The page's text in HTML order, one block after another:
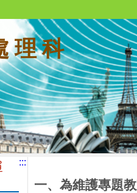
理 科
:::
一、為維護專題